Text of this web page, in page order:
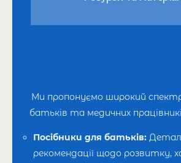
Ми пропонуємо широкий спектр
батьків та медичних
Посібники для батьків:
рекомендації щодо розвитку,